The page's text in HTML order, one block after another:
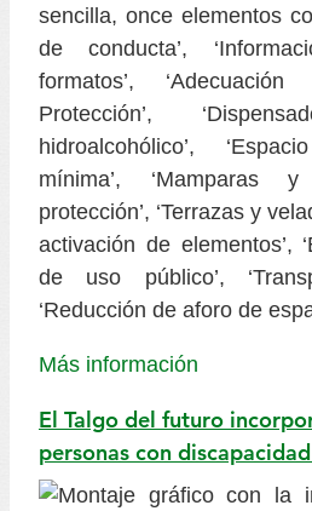
sencilla, once elementos
de conducta’,
formatos’,
Protección’,
hidroalcohólico’,
mínima’, ‘Mamparas
protección’, ‘Terrazas y
activación de elementos’,
de uso público’,
‘Reducción de aforo de
Más información
El Talgo del futuro
personas con